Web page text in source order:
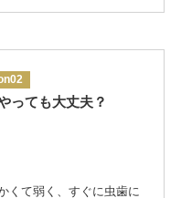
っても大丈夫？
くて弱く、すぐに虫歯に